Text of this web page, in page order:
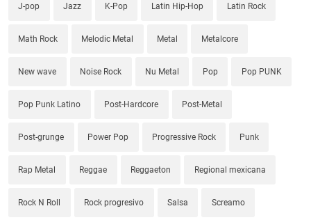
J-pop Jazz K-Pop Latin Hip-Hop Latin Rock
Math Rock Melodic Metal Metal Metalcore
New wave Noise Rock Nu Metal Pop Pop PUNK
Pop Punk Latino Post-Hardcore Post-Metal
Post-grunge Power Pop Progressive Rock Punk
Rap Metal Reggae Reggaeton Regional mexicana
Rock N Roll Rock progresivo Salsa Screamo